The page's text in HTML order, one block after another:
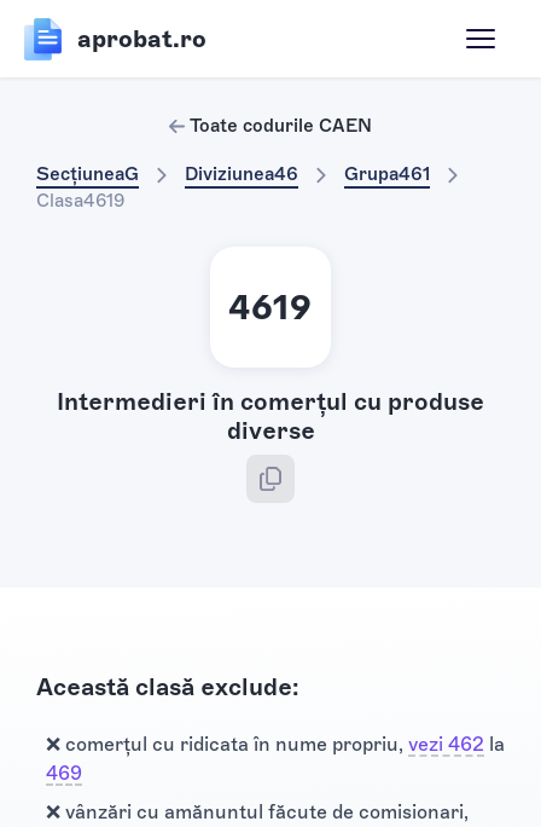
aprobat.ro
Toate codurile CAEN
SecțiuneaG Diviziunea46 Grupa461
Clasa4619
4619
Intermedieri în comerţul cu produse
diverse
Această clasă exclude:
❌ comerţul cu ridicata în nume propriu, vezi 462 la
469
❌ vânzări cu amănuntul făcute de comisionari,